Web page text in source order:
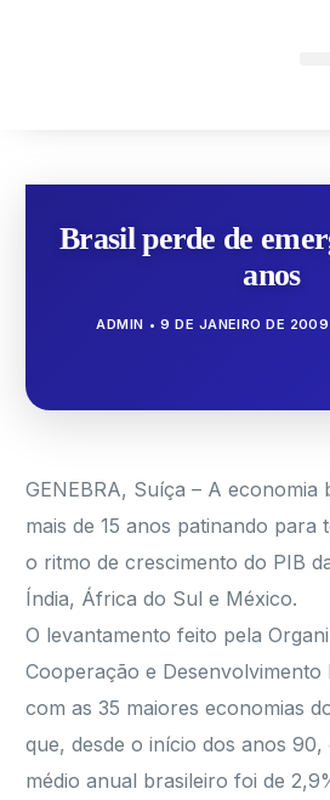
Brasil perde de
anos
ADMIN 9 DE JANEIRO DE 2009
GENEBRA, Suíça – A economia
mais de 15 anos patinando para
o ritmo de crescimento do PIB
Índia, África do Sul e México.
O levantamento feito pela
Cooperação e Desenvolvimento
com as 35 maiores economias
que, desde o início dos anos
médio anual brasileiro foi de